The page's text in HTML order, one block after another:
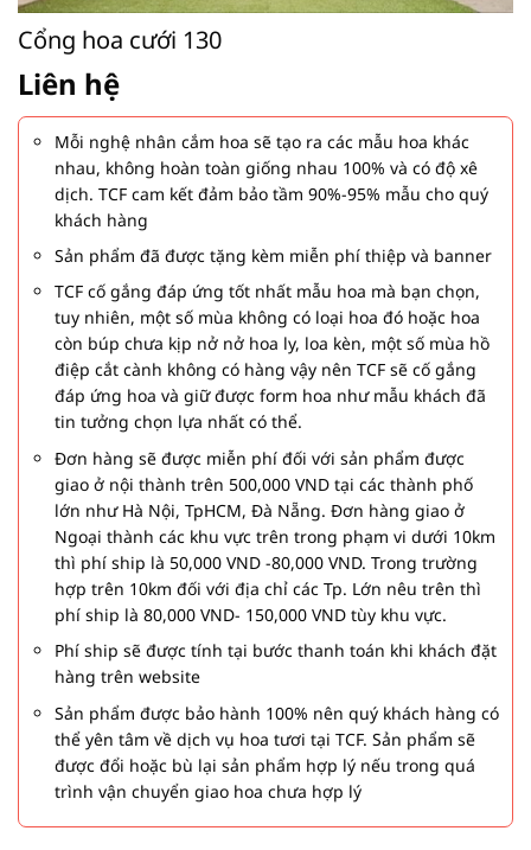
Cổng hoa cưới 130
Liên hệ
Mỗi nghệ nhân cắm hoa sẽ tạo ra các mẫu hoa khác
nhau, không hoàn toàn giống nhau 100% và có độ xê
dịch. TCF cam kết đảm bảo tầm 90%-95% mẫu cho quý
khách hàng
Sản phẩm đã được tặng kèm miễn phí thiệp và banner
TCF cố gắng đáp ứng tốt nhất mẫu hoa mà bạn chọn,
tuy nhiên, một số mùa không có loại hoa đó hoặc hoa
còn búp chưa kịp nở nở hoa ly, loa kèn, một số mùa hồ
điệp cắt cành không có hàng vậy nên TCF sẽ cố gắng
đáp ứng hoa và giữ được form hoa như mẫu khách đã
tin tưởng chọn lựa nhất có thể.
Đơn hàng sẽ được miễn phí đối với sản phẩm được
giao ở nội thành trên 500,000 VND tại các thành phố
lớn như Hà Nội, TpHCM, Đà Nẵng. Đơn hàng giao ở
Ngoại thành các khu vực trên trong phạm vi dưới 10km
thì phí ship là 50,000 VND -80,000 VND. Trong trường
hợp trên 10km đối với địa chỉ các Tp. Lớn nêu trên thì
phí ship là 80,000 VND- 150,000 VND tùy khu vực.
Phí ship sẽ được tính tại bước thanh toán khi khách đặt
hàng trên website
Sản phẩm được bảo hành 100% nên quý khách hàng có
thể yên tâm về dịch vụ hoa tươi tại TCF. Sản phẩm sẽ
được đổi hoặc bù lại sản phẩm hợp lý nếu trong quá
trình vận chuyển giao hoa chưa hợp lý